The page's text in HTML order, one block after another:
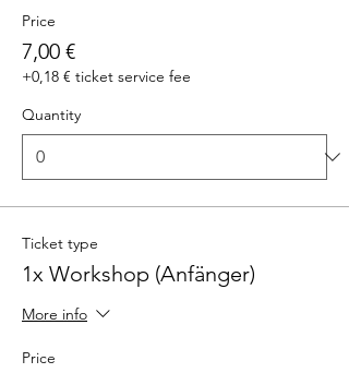
Price
7,00 €
+0,18 € ticket service fee
Quantity
Ticket type
1x Workshop (Anfänger)
More info
Price